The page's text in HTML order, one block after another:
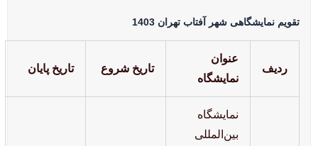
تقویم نمایشگاهی شهر آفتاب تهران 1403
ردیف
عنوان
نمایشگاه
تاریخ شروع تاریخ پایان
نمایشگاه
بین‌المللی